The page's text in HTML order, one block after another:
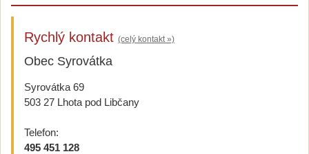
Rychlý kontakt (celý kontakt »)
Obec Syrovátka
Syrovátka 69
503 27 Lhota pod Libčany
Telefon:
495 451 128